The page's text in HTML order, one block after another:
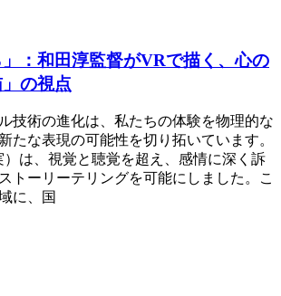
」：和田淳監督がVRで描く、心の
の視点
技術の進化は、私たちの体験を物理的な
たな表現の可能性を切り拓いています。
は、視覚と聴覚を超え、感情に深く訴
トーリーテリングを可能にしました。こ
に、国